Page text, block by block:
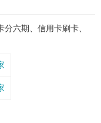
六期、信用卡刷卡、